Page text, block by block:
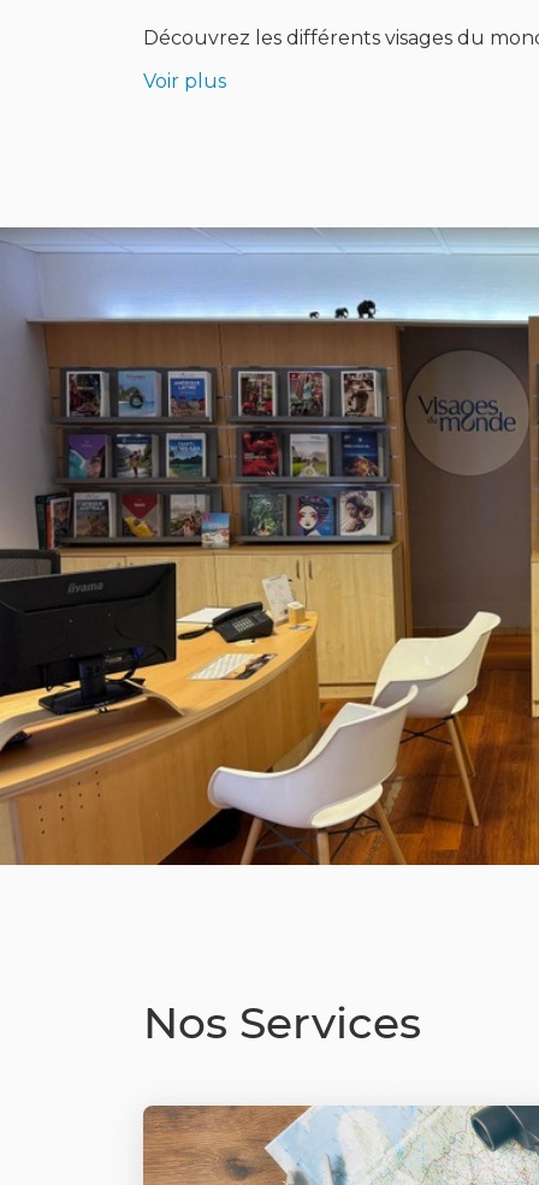
Découvrez les différents visages du
Nos circuits organisés aux quatre coins
Voyages de noces, séjours bien-être
alliant découvertes selon vos envies du
City breaks, escapades, séjours
les plus belles villes et régions du
Embarquez sur nos croisières à travers
catamaran pour un voyage entre repos
Prenez contact avec nos créateurs de
Commercial La Motte à Mayenne. Nous
vacances.
À bientôt dans votre agence de voyages
Prenez dès à présent rendez-vous en
Vos spécialistes voyages, Audrey & Maéva
Voir plus
Nos Services